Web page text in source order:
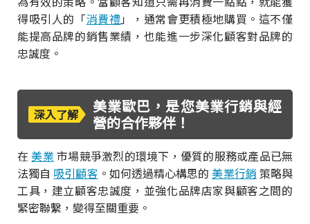
得吸引人的「消費禮」，通常會更積極地購買。這不僅
能提高品牌的銷售業績，也能進一步深化顧客對品牌的
忠誠度。
深入了解
美業歐巴，是您美業行銷與經
營的合作夥伴！
在 美業 市場競爭激烈的環境下，優質的服務或產品已無
法獨自 吸引顧客 。如何透過精心構思的 美業行銷 策略與
工具，建立顧客忠誠度，並強化品牌店家與顧客之間的
緊密聯繫，變得至關重要。